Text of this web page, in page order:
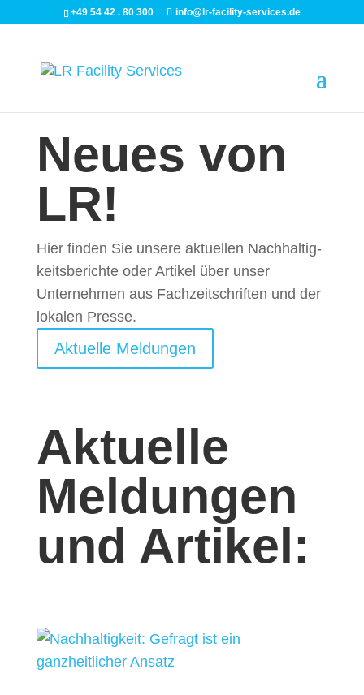
+49 54 42 . 80 300 info@lr-facility-services.de
Neues von
LR!
Hier finden Sie unsere aktuellen Nach­haltig­
keits­berichte oder Artikel über unser
Unternehmen aus Fachzeitschriften und der
lokalen Presse.
Aktuelle Meldungen
Aktuelle
Meldungen
und Artikel: